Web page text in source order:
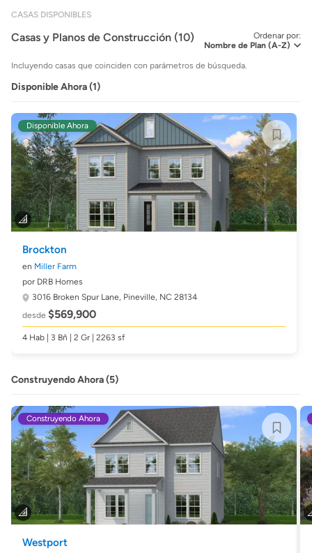
CASAS DISPONIBLES
Ordenar por:
Casas y Planos de Construcción (10)
Incluyendo casas que coinciden con parámetros de búsqueda.
Disponible Ahora (1)
Disponible Ahora
Brockton
en Miller Farm
por DRB Homes
3016 Broken Spur Lane, Pineville, NC 28134
desde $569,900
4 Hab | 3 Bñ | 2 Gr | 2263 sf
Construyendo Ahora (5)
Construyendo Ahora
Westport